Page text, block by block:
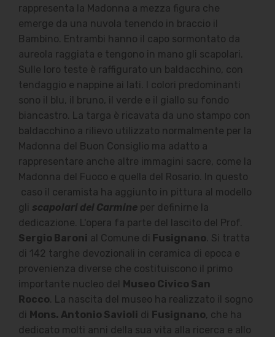
rappresenta la Madonna a mezza figura che
emerge da una nuvola tenendo in braccio il
Bambino. Entrambi hanno il capo sormontato da
aureola raggiata e tengono in mano gli scapolari.
Sulle loro teste è raffigurato un baldacchino, con
tendaggio e nappine ai lati. I colori predominanti
sono il blu, il bruno, il verde e il giallo su fondo
biancastro. La targa è ricavata da uno stampo con
baldacchino a rilievo utilizzato normalmente per la
Madonna del Buon Consiglio ma adatto a
rappresentare anche altre immagini sacre, come la
Madonna del Fuoco e quella del Rosario. In questo
caso il ceramista ha aggiunto in pittura al modello
gli scapolari del Carmine per definirne la
dedicazione. L'opera fa parte del lascito del Prof.
Sergio Baroni al Comune di Fusignano. Si tratta
di 142 targhe devozionali in ceramica di epoca e
provenienza diverse che costituiscono il primo
importante nucleo del
Museo Civico San
Rocco. La nascita del museo ha realizzato il sogno
di Mons. Antonio Savioli di Fusignano, che ha
dedicato molti anni della sua vita alla ricerca e allo